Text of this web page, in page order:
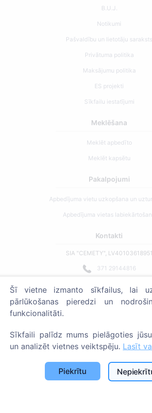
B.U.J.
Notikumi
Pašvaldību un lietotāju saraksts
Privātuma politika
Maksājumu politika
ES projekti
Sīkfailu iestatījumi
Meklēšana
Meklēt apbedīto
Meklēt kapsētu
Pakalpojumi
Apbedījuma vietu uzkopšana un
Apbedījuma vietas
Kontakti
SIA "CEMETY", LV40103618951
371 29144816
Strādājam visā Latvijā!
Administratoriem
© 2013 - 2026 Cemety Visas tiesības
Privātuma politika un
Šī vietne izmanto sīkfailus, lai
pārlūkošanas pieredzi un
funkcionalitāti.
Sīkfaili palīdz mums pielāgoties
un analizēt vietnes veiktspēju. Lasīt
Piekrītu